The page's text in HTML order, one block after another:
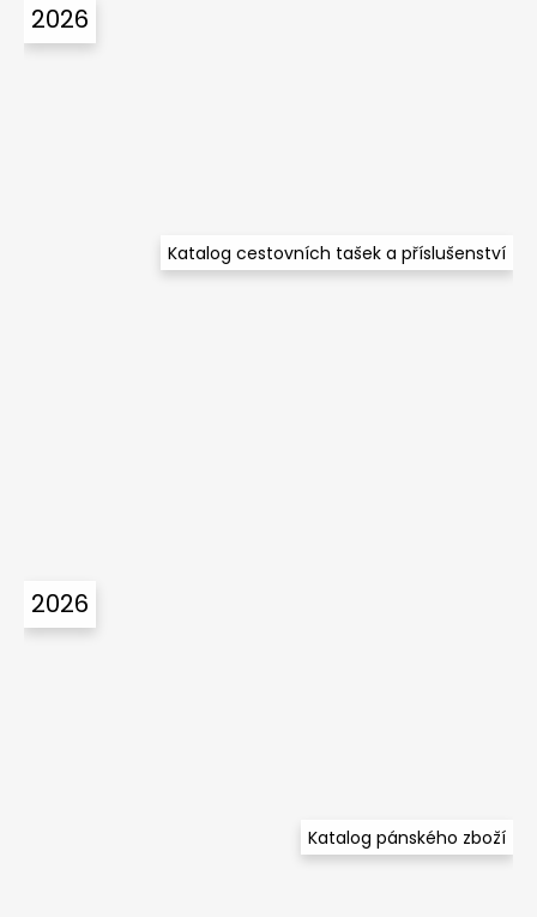
2026
Katalog cestovních tašek a příslušenství
2026
Katalog pánského zboží